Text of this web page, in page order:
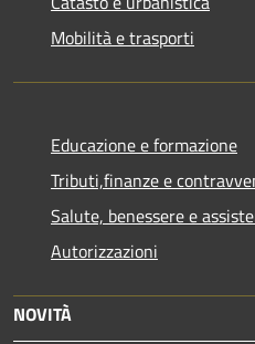
Mobilità e trasporti
Educazione e formazione
Tributi,finanze e
Salute, benessere e
Autorizzazioni
NOVITÀ